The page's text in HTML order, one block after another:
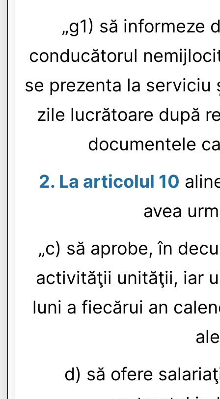
„g1) să informeze
conducătorul
se prezenta la serviciu
zile lucrătoare după
documentele
2. La articolul 10
avea
„c) să aprobe, în
activităţii unităţii, iar
luni a fiecărui an
d) să ofere